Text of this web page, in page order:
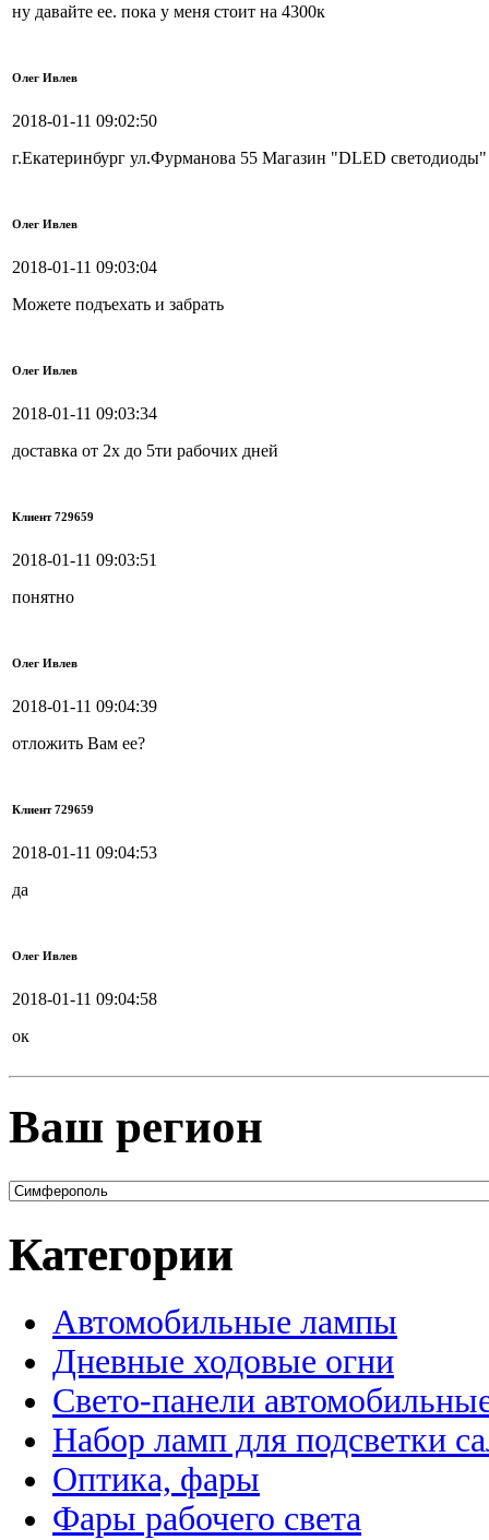
ну давайте ее. пока у меня стоит на 4300к
Олег Ивлев
2018-01-11 09:02:50
г.Екатеринбург ул.Фурманова 55 Магазин "DLED
Олег Ивлев
2018-01-11 09:03:04
Можете подъехать и забрать
Олег Ивлев
2018-01-11 09:03:34
доставка от 2х до 5ти рабочих дней
Клиент 729659
2018-01-11 09:03:51
понятно
Олег Ивлев
2018-01-11 09:04:39
отложить Вам ее?
Клиент 729659
2018-01-11 09:04:53
да
Олег Ивлев
2018-01-11 09:04:58
ок
Ваш регион
Категории
Автомобильные лампы
Дневные ходовые огни
Свето-панели
Набор ламп для подсветки
Оптика, фары
Фары рабочего света